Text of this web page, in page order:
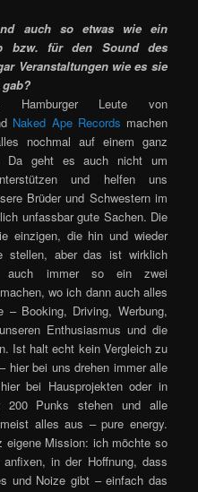
auch so etwas wie ein
bzw. für den Sound des
Veranstaltungen wie es sie
Hamburger Leute von
Naked Ape Records machen
nochmal auf einem ganz
Da geht es auch nicht um
und helfen uns
Brüder und Schwestern im
unfassbar gute Sachen. Die
einzigen, die hin und wieder
stellen, aber das ist wirklich
auch immer so ein zwei
wo ich dann auch alles
– Booking, Driving, Werbung,
Enthusiasmus und die
Ist halt echt kein Vergleich zu
hier bei uns drehen immer alle
bei Hausprojekten oder in
200 Punks stehen und alle
alles aus – pure energy.
eigene Mission: ich möchte so
in der Hoffnung, dass
und Noize gibt – einfach das